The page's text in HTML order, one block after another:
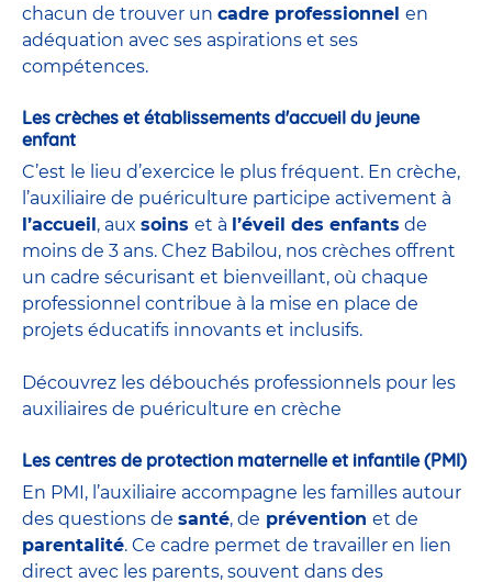
chacun de trouver un cadre professionnel en
adéquation avec ses aspirations et ses
compétences.
Les crèches et établissements d'accueil du jeune
enfant
C’est le lieu d’exercice le plus fréquent. En crèche,
l’auxiliaire de puériculture participe activement à
l’accueil , aux soins et à l’éveil des enfants de
moins de 3 ans. Chez Babilou, nos crèches offrent
un cadre sécurisant et bienveillant, où chaque
professionnel contribue à la mise en place de
projets éducatifs innovants et inclusifs.
Découvrez les débouchés professionnels pour les
auxiliaires de puériculture en crèche
Les centres de protection maternelle et infantile (PMI)
En PMI, l’auxiliaire accompagne les familles autour
des questions de santé, de prévention et de
parentalité. Ce cadre permet de travailler en lien
direct avec les parents, souvent dans des